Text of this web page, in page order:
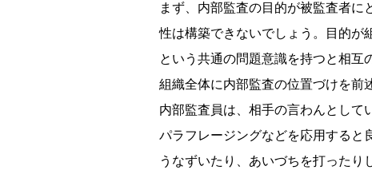
まず、内部監査の目的が被監査者
性は構築できないでしょう。目的が
という共通の問題意識を持つと相互
組織全体に内部監査の位置づけを前
内部監査員は、相手の言わんとして
パラフレージングなどを応用すると
うなずいたり、あいづちを打った